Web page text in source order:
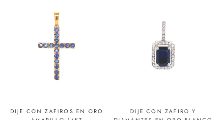
DIJE CON ZAFIROS EN ORO
DIJE CON ZAFIRO Y